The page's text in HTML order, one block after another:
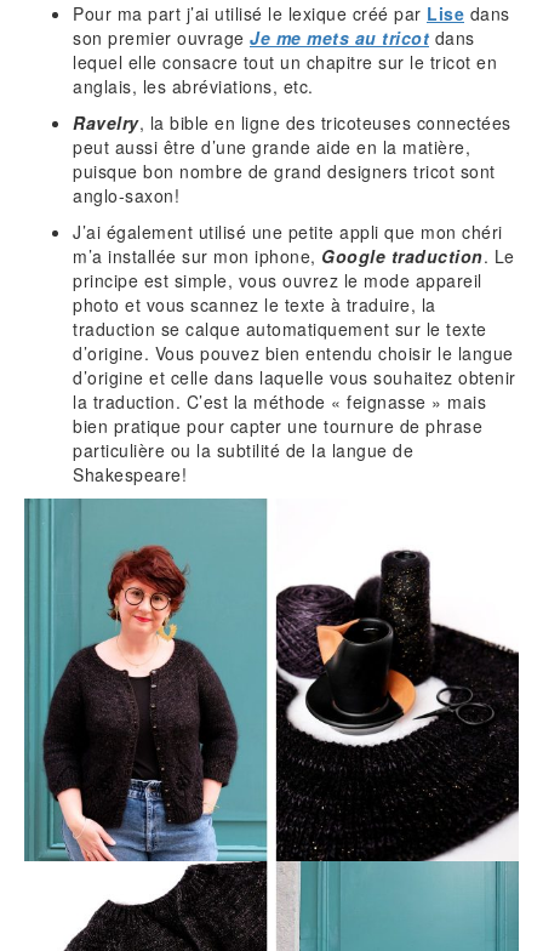
Pour ma part j’ai utilisé le lexique créé par Lise dans
son premier ouvrage Je me mets au tricot dans
lequel elle consacre tout un chapitre sur le tricot en
anglais, les abréviations, etc.
Ravelry, la bible en ligne des tricoteuses connectées
peut aussi être d’une grande aide en la matière,
puisque bon nombre de grand designers tricot sont
anglo-saxon!
J’ai également utilisé une petite appli que mon chéri
m’a installée sur mon iphone, Google traduction. Le
principe est simple, vous ouvrez le mode appareil
photo et vous scannez le texte à traduire, la
traduction se calque automatiquement sur le texte
d’origine. Vous pouvez bien entendu choisir le langue
d’origine et celle dans laquelle vous souhaitez obtenir
la traduction. C’est la méthode « feignasse » mais
bien pratique pour capter une tournure de phrase
particulière ou la subtilité de la langue de
Shakespeare!